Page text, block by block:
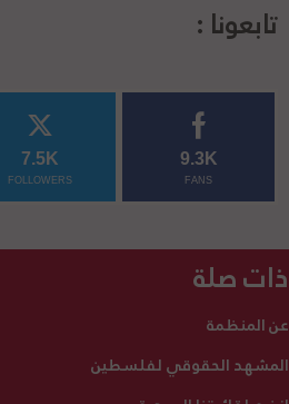
تابعونا :
9.3K
FANS
7.5K
FOLLOWERS
ذات صلة
عن المنظمة
المشهد الحقوقي لفلسطين